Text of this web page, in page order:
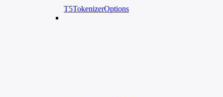
T5TokenizerOptions